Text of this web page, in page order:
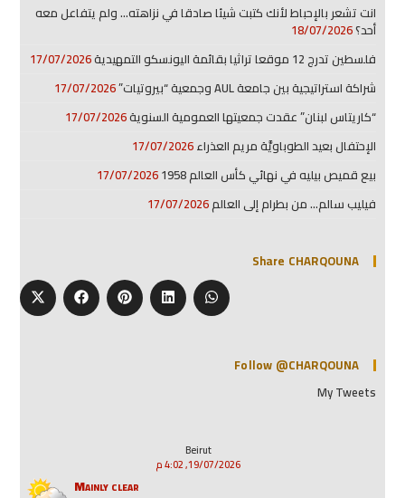
انت تشعر بالإحباط لأنك كتبت شيئا صادقا في نزاهته… ولم يتفاعل معه
أحد؟18/07/2026
فلسطين تدرج 12 موقعا تراثيا بقائمة اليونسكو التمهيدية
17/07/2026
شراكة استراتيجية بين جامعة AUL وجمعية “بيروتيات”
17/07/2026
“كاريتاس لبنان” عقدت جمعيتها العمومية السنوية17/07/2026
الإحتفال بعيد الطوباويَّة مريم العذراء17/07/2026
بيع قميص بيليه في نهائي كأس العالم 1958
17/07/2026
فيليب سالم… من بطرام إلى العالم17/07/2026
Share CHARQOUNA
Follow @CHARQOUNA
My Tweets
Beirut
19/07/2026, 4:02 م
Mainly clear